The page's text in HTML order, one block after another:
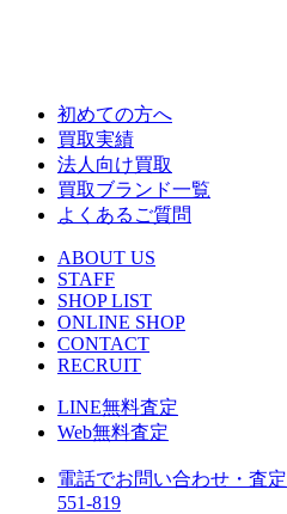
初めての方へ
買取実績
法人向け買取
買取ブランド一覧
よくあるご質問
ABOUT US
STAFF
SHOP LIST
ONLINE SHOP
CONTACT
RECRUIT
LINE無料査定
Web無料査定
電話でお問い合わせ・査定
551-819